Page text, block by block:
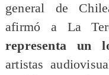
general de
afirmó a La
representa un
artistas